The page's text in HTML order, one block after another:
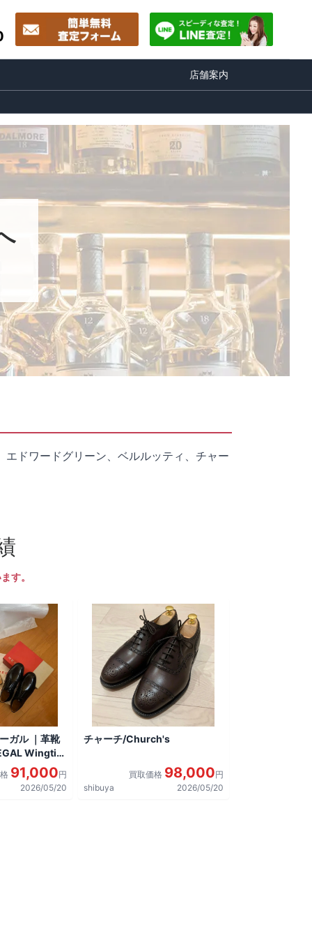
店舗案内
ドワードグリーン、ベルルッティ、チャー
す。
ガル ｜革靴
Wingtip
した。
91,000円
2026/05/20
チャーチ/Church's
買取価格 98,000円
shibuya
2026/05/20